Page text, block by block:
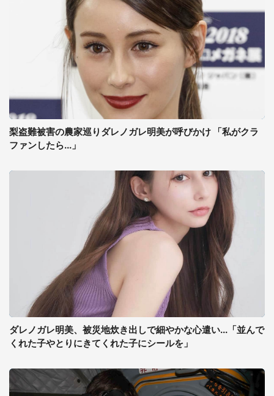
梨盗難被害の農家巡りダレノガレ明美が呼びかけ 「私がクラ
ファンしたら...」
ダレノガレ明美、被災地炊き出しで細やかな心遣い...「並んで
くれた子やとりにきてくれた子にシールを」